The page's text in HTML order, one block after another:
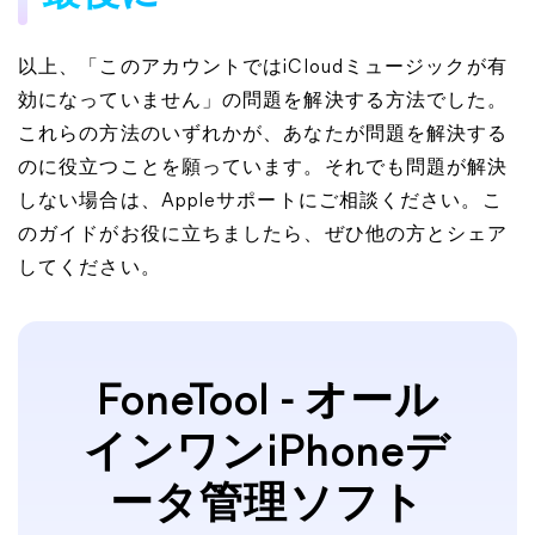
以上、「このアカウントではiCloudミュージックが有
効になっていません」の問題を解決する方法でした。
これらの方法のいずれかが、あなたが問題を解決する
のに役立つことを願っています。それでも問題が解決
しない場合は、Appleサポートにご相談ください。こ
のガイドがお役に立ちましたら、ぜひ他の方とシェア
してください。
FoneTool - オール
インワンiPhoneデ
ータ管理ソフト